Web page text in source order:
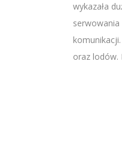
wykazała
oraz lodów.